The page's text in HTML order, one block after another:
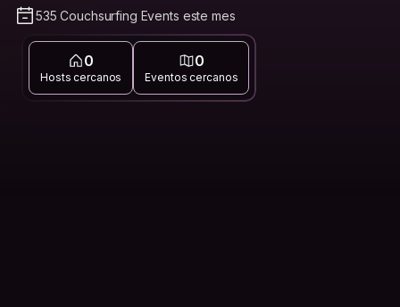
535 Couchsurfing Events este mes
0
Hosts cercanos
0
Eventos cercanos